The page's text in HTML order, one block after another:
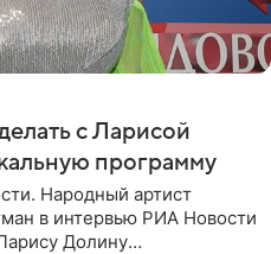
с Ларисой
программу
Народный артист
в интервью РИА Новости
Долину